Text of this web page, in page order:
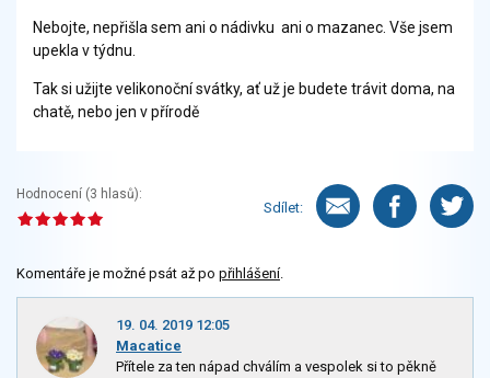
Nebojte, nepřišla sem ani o nádivku ani o mazanec. Vše jsem
upekla v týdnu.
Tak si užijte velikonoční svátky, ať už je budete trávit doma, na
chatě, nebo jen v přírodě
Hodnocení (3 hlasů):
Sdílet:
Komentáře je možné psát až po přihlášení.
19. 04. 2019 12:05
Macatice
Přítele za ten nápad chválím a vespolek si to pěkně